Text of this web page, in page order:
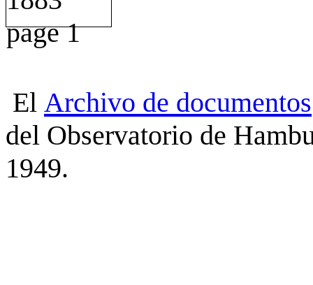
El Archivo de documentos
del Observatorio de
1949.